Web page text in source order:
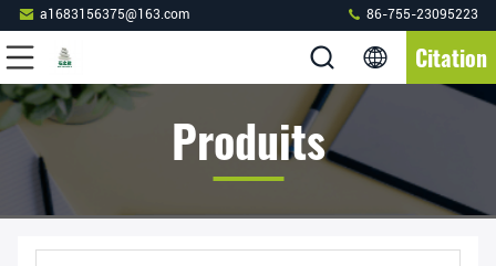
a1683156375@163.com 86-755-23095223
Citation
Produits